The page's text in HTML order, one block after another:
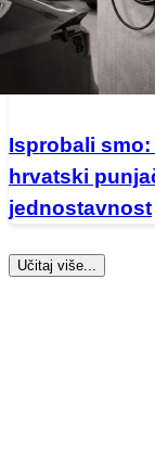
Isprobali smo:
hrvatski
jednostavnost
Učitaj više...